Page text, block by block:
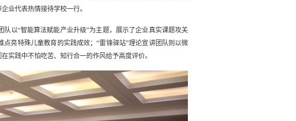
业代表热情接待学校一行。
队以“智能算法赋能产业升级”为主题，展示了企业真实课题攻关
点亮特殊儿童教育的实践成效；“雷锋驿站”理论宣讲团队则以微
在实践中不怕吃苦、知行合一的作风给予高度评价。